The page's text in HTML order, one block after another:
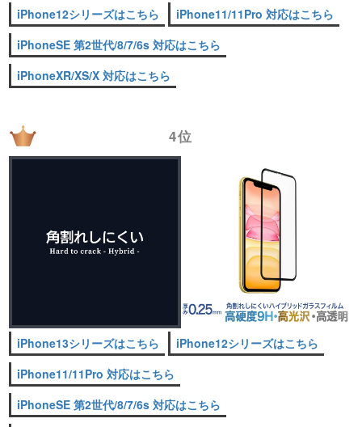
iPhone12シリーズはこちら
iPhone11/11Pro 対応はこちら
iPhoneSE 第2世代/8/7/6s 対応はこちら
iPhoneXR/XS/X 対応はこちら
4位
iPhone13シリーズはこちら
iPhone12シリーズはこちら
iPhone11/11Pro 対応はこちら
iPhoneSE 第2世代/8/7/6s 対応はこちら